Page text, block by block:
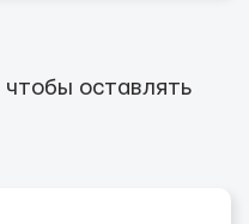
чтобы оставлять